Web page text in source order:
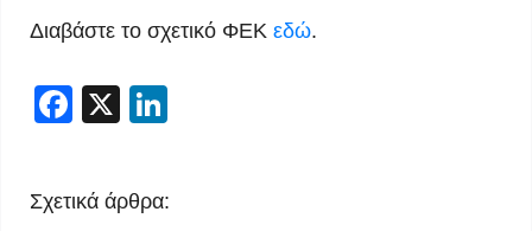
Διαβάστε το σχετικό ΦΕΚ εδώ.
Facebook
X
Σχετικά άρθρα: